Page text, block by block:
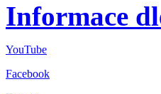
Informace
YouTube
Facebook